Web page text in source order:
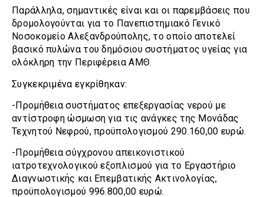
Παράλληλα, σημαντικές είναι και οι παρεμβάσεις που
δρομολογούνται για το Πανεπιστημιακό Γενικό
Νοσοκομείο Αλεξανδρούπολης, το οποίο αποτελεί
βασικό πυλώνα του δημόσιου συστήματος υγείας για
ολόκληρη την Περιφέρεια ΑΜΘ.
Συγκεκριμένα εγκρίθηκαν:
-Προμήθεια συστήματος επεξεργασίας νερού με
αντίστροφη ώσμωση για τις ανάγκες της Μονάδας
Τεχνητού Νεφρού, προϋπολογισμού 290.160,00 ευρώ.
-Προμήθεια σύγχρονου απεικονιστικού
ιατροτεχνολογικού εξοπλισμού για το Εργαστήριο
Διαγνωστικής και Επεμβατικής Ακτινολογίας,
προϋπολογισμού 996.800,00 ευρώ.